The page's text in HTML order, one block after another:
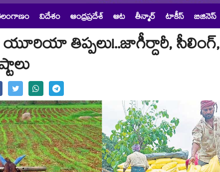
విదేశం ఆంధ్రప్రదేశ్ ఆట తీన్మార్ టాకీస్ బిజినెస్
యూరియా తిప్పలు!..జాగీర్దారీ, సీలింగ్,